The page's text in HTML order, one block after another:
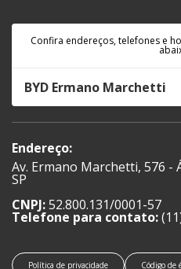
Confira endereços, telefones e
BYD Ermano Marchetti
Endereço:
Av. Ermano Marchetti, 576 -
SP
CNPJ:52.800.131/0001-57
Telefone para contato:
Política de privacidade Código de